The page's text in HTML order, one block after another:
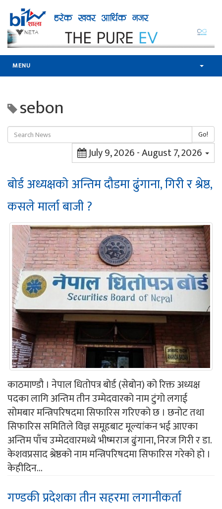
MENU
sebon
Go!
July 9, 2026 - August 7, 2026
बोर्ड अध्यक्षको अन्तिम दौडमा ढुंगाना, गिरी र श्रेष्ठ,
कसले मार्ला बाजी ?
काठमाण्डौ । नेपाल धितोपत्र बोर्ड (सेबोन) को रिक्त अध्यक्ष
पदका लागि अन्तिम तीन उम्मेदवारको नाम टुंगो लगाई
सोमबार मन्त्रिपरिषदमा सिफारिस गरिएको छ । छनोट तथा
सिफारिस समितिले विज्ञ समूहबाट मूल्यांकन भई आएका
अन्तिम पाँच उम्मेदवारमध्ये भीष्मराज ढुंगाना, निरज गिरी र डा.
केशवप्रसाद श्रेष्ठको नाम मन्त्रिपरिषदमा सिफारिस गरेको हो ।
केहीदिन...
गण्डकी प्रदेशका तीन सहरमा लगानीकर्ता